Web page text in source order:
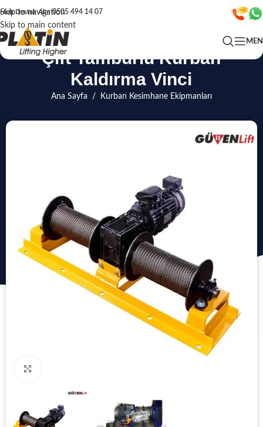
Skip to navigation
Skip to main content
Hızlı Destek Alın0505 494 14 07
Çift Tamburlu Kurban
Kaldırma Vinci
Ana Sayfa / Kurban Kesimhane Ekipmanları